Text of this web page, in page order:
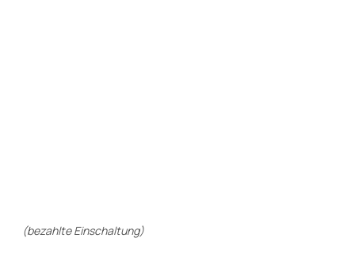
(bezahlte Einschaltung)